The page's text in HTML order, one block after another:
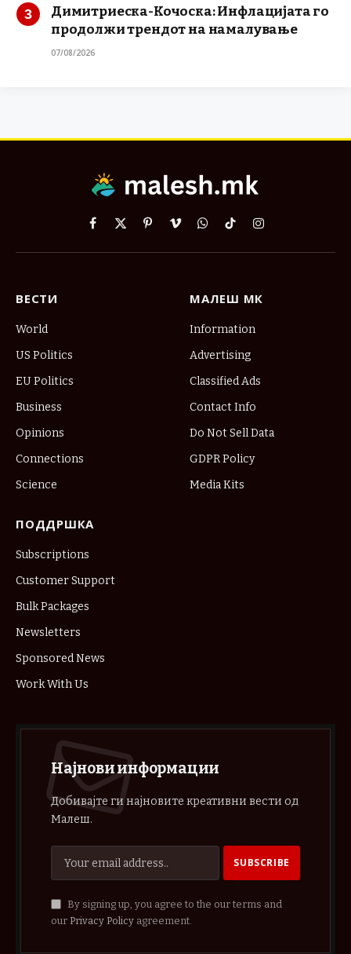
Димитриеска-Кочоска: Инфлацијата го
продолжи трендот на намалување
07/08/2026
Facebook
X
PinterestVimeoWhatsApp
TikTokInstagram
ВЕСТИ
World
US Politics
EU Politics
Business
Opinions
Connections
Science
МАЛЕШ МК
Information
Advertising
Classified Ads
Contact Info
Do Not Sell Data
GDPR Policy
Media Kits
ПОДДРШКА
Subscriptions
Customer Support
Bulk Packages
Newsletters
Sponsored News
Work With Us
Најнови информации
Добивајте ги најновите креативни вести од
Малеш.
By signing up, you agree to the our terms and
our Privacy Policyagreement.